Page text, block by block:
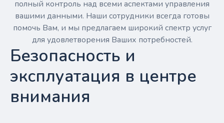
полный контроль над всеми аспектами управления
вашими данными. Наши сотрудники всегда готовы
помочь Вам, и мы предлагаем широкий спектр услуг
для удовлетворения Ваших потребностей.
Безопасность и
эксплуатация в центре
внимания